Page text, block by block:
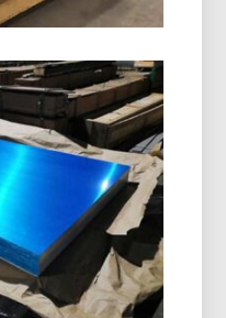
Penutup
H14
H14 dirancang
botol, tutup ROPP,
minuman. Ini
yang sangat
permukaan yang